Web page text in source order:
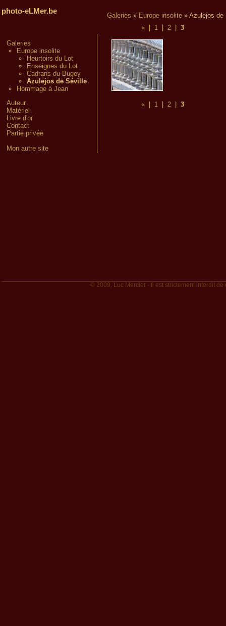
photo-eLMer.be
Galeries
Europe insolite
Heurtoirs du Lot
Enseignes du Lot
Cadrans du Bugey
Azulejos de Séville
Hommage à Jean
Auteur
Matériel
Livre d'or
Contact
Partie privée
Mon autre site
Galeries » Europe insolite » Azulejos de
«| 1| 2| 3
«| 1| 2| 3
© 2009, Luc Mercier - Il est strictement interdit